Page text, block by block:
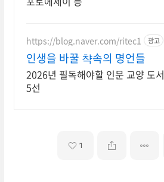
https://blog.naver.com/ritec1 광고
인생을 바꿀 챡속의 명언들
2026년 필독해야할 인문 교양 도서
5선
1